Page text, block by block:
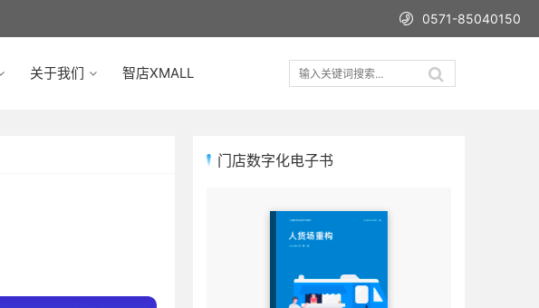
0571-85040150
关于我们 智店XMALL
门店数字化电子书